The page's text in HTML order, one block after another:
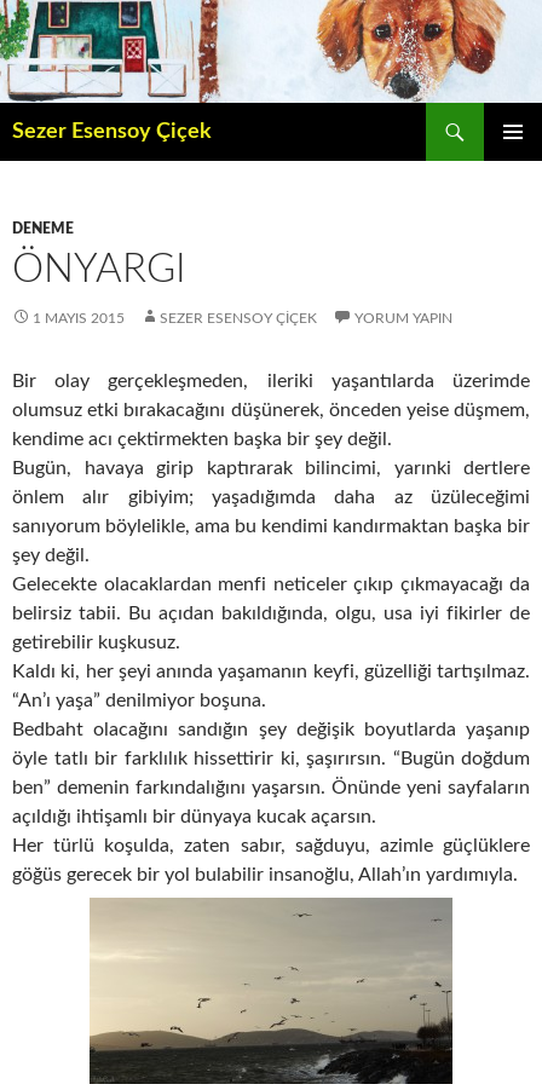
İçeriğe
atla
Sezer Esensoy Çiçek
DENEME
ÖNYARGI
1 MAYIS 2015 SEZER ESENSOY ÇIÇEK YORUM YAPIN
Bir olay gerçekleşmeden, ileriki yaşantılarda üzerimde
olumsuz etki bırakacağını düşünerek, önceden yeise düşmem,
kendime acı çektirmekten başka bir şey değil.
Bugün, havaya girip kaptırarak bilincimi, yarınki dertlere
önlem alır gibiyim; yaşadığımda daha az üzüleceğimi
sanıyorum böylelikle, ama bu kendimi kandırmaktan başka bir
şey değil.
Gelecekte olacaklardan menfi neticeler çıkıp çıkmayacağı da
belirsiz tabii. Bu açıdan bakıldığında, olgu, usa iyi fikirler de
getirebilir kuşkusuz.
Kaldı ki, her şeyi anında yaşamanın keyfi, güzelliği tartışılmaz.
“An’ı yaşa” denilmiyor boşuna.
Bedbaht olacağını sandığın şey değişik boyutlarda yaşanıp
öyle tatlı bir farklılık hissettirir ki, şaşırırsın. “Bugün doğdum
ben” demenin farkındalığını yaşarsın. Önünde yeni sayfaların
açıldığı ihtişamlı bir dünyaya kucak açarsın.
Her türlü koşulda, zaten sabır, sağduyu, azimle güçlüklere
göğüs gerecek bir yol bulabilir insanoğlu, Allah’ın yardımıyla.